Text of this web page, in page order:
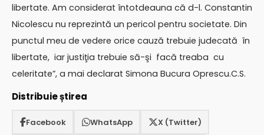
libertate. Am considerat întotdeauna că d-l. Constantin
Nicolescu nu reprezintă un pericol pentru societate. Din
punctul meu de vedere orice cauză trebuie judecată în
libertate, iar justiţia trebuie să-şi facă treaba cu
celeritate”, a mai declarat Simona Bucura Oprescu.C.S.
Distribuie știrea
Facebook WhatsApp X (Twitter)